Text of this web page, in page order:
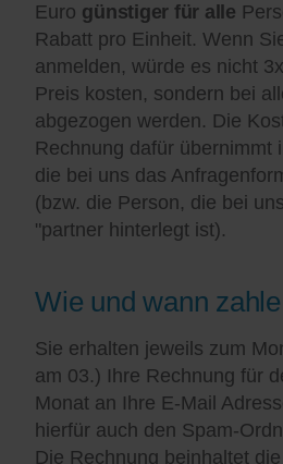
Euro günstiger für alle
Rabatt pro Einheit. Wenn
anmelden, würde es nicht
Preis kosten, sondern bei
abgezogen werden. Die
Rechnung dafür übernimmt
die bei uns das
(bzw. die Person, die bei
"partner hinterlegt ist).
Wie und wann
Sie erhalten jeweils zum
am 03.) Ihre Rechnung für
Monat an Ihre E-Mail
hierfür auch den Spam-
Die Rechnung beinhaltet